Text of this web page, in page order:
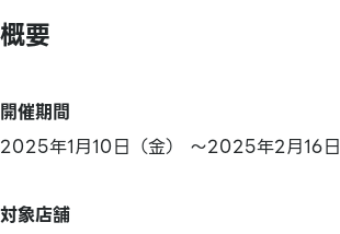
概要
開催期間
2025年1月10日（金） ～2025年2月16日
対象店舗